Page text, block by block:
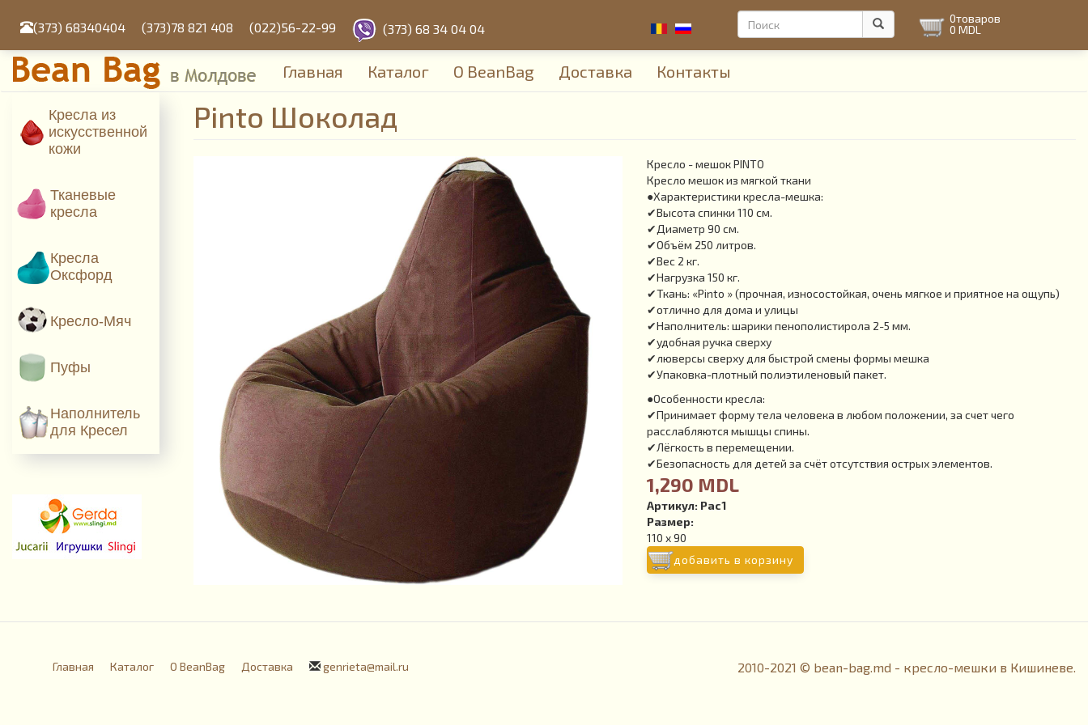
содержанию
(373) 68340404 (373)78 821 408 (022)56-22-99 (373) 68 34 04 04
Форма
поиска
0товаров
0 MDL
Главная Каталог О BeanBag Доставка Контакты
Кресла из
искусcтвенной
кожи
Тканевые
кресла
Кресла
Оксфорд
Кресло-Мяч
Пуфы
Наполнитель
для Кресел
Pinto Шоколад
Кресло - мешок PINTO
Кресло мешок из мягкой ткани
●Характеристики кресла-мешка:
✔Высота спинки 110 см.
✔Диаметр 90 см.
✔Объём 250 литров.
✔Вес 2 кг.
✔Нагрузка 150 кг.
✔Ткань: «Pinto » (прочная, износостойкая, очень мягкое и приятное на ощупь)
✔отлично для дома и улицы
✔Наполнитель: шарики пенополистирола 2-5 мм.
✔удобная ручка сверху
✔люверсы сверху для быстрой смены формы мешка
✔Упаковка-плотный полиэтиленовый пакет.
●Особенности кресла:
✔Принимает форму тела человека в любом положении, за счет чего
расслабляются мышцы спины.
✔Лёгкость в перемещении.
✔Безопасность для детей за счёт отсутствия острых элементов.
1,290 MDL
Артикул: Pac1
Размер:
110 x 90
добавить в корзину
Главная Каталог О BeanBag Доставка genrieta@mail.ru 2010-2021 © bean-bag.md - кресло-мешки в Кишиневе.